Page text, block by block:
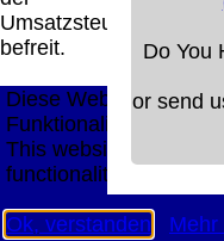
Umsatzsteuer
befreit.
Do You
or send
Katalog (PDF)
große Anzeige
Diese Website nutzt
Funktionalität bieten zu
This website uses
functionality.
Ok, verstanden Mehr